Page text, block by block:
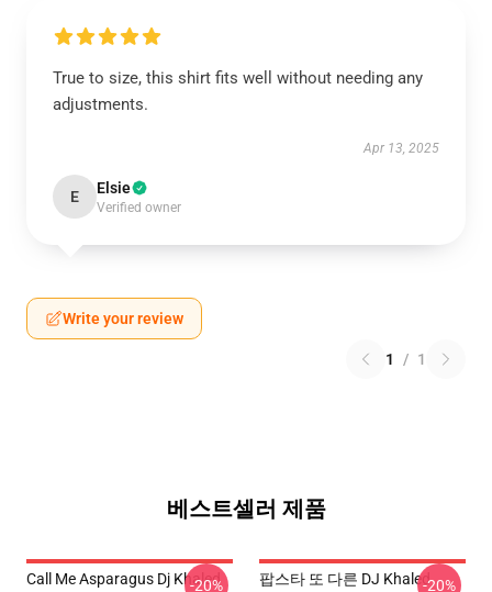
True to size, this shirt fits well without needing any
adjustments.
Apr 13, 2025
E Elsie
Verified owner
Write your review
1 / 1
베스트셀러 제품
Call Me Asparagus Dj Khaled
-20%
팝스타 또 다른 DJ Khaled-20%